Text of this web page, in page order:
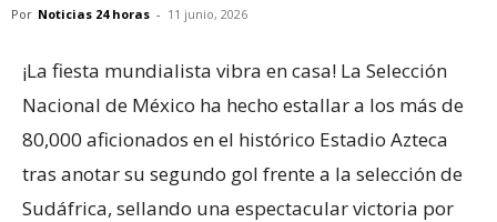
Por Noticias 24 horas - 11 junio, 2026
¡La fiesta mundialista vibra en casa! La Selección
Nacional de México ha hecho estallar a los más de
80,000 aficionados en el histórico Estadio Azteca
tras anotar su segundo gol frente a la selección de
Sudáfrica, sellando una espectacular victoria por